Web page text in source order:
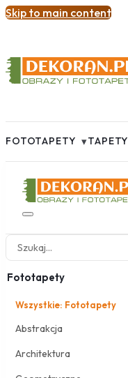
Skip to main content
FOTOTAPETY ▾TAPETY
Fototapety
Wszystkie: Fototapety
Abstrakcja
Architektura